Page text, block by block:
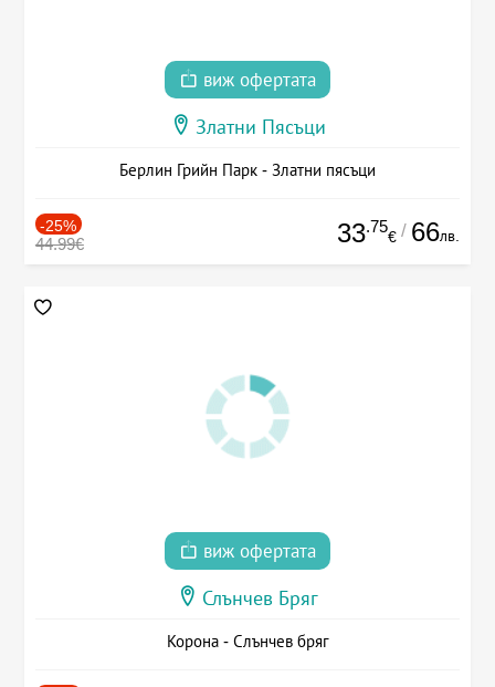
виж офертата
Златни Пясъци
Берлин Грийн Парк - Златни пясъци
-25%
44.99€ 33.75
€ / 66лв.
виж офертата
Слънчев Бряг
Корона - Слънчев бряг